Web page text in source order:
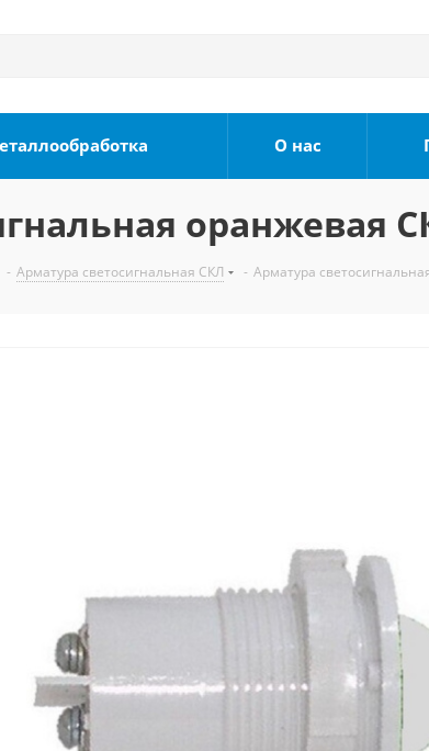
О нас
оранжевая
- Арматура светосигнальная СКЛ - Арматура